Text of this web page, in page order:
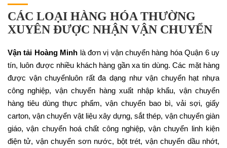
CÁC LOẠI HÀNG HÓA THƯỜNG
XUYÊN ĐƯỢC NHẬN VẬN CHUYỂN
Vận tải Hoàng Minh là đơn vị vận chuyển hàng hóa Quận 6 uy
tín, luôn được nhiều khách hàng gần xa tin dùng. Các mặt hàng
được vận chuyểnluôn rất đa dạng như vận chuyển hạt nhựa
công nghiệp, vận chuyển hàng xuất nhập khẩu, vận chuyển
hàng tiêu dùng thực phẩm, vận chuyển bao bì, vải sợi, giấy
carton, vận chuyển vật liệu xây dựng, sắt thép, vận chuyển giàn
giáo, vận chuyển hoá chất công nghiệp, vận chuyển linh kiện
điện tử, vận chuyển sơn nước, bột trét, vận chuyển dầu nhớt,